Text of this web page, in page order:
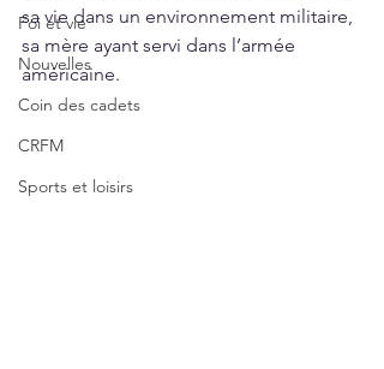
Foi et vie
Nouvelles
Coin des cadets
CRFM
Sports et loisirs
sa vie dans un environnement militaire,
sa mère ayant servi dans l’armée
américaine.